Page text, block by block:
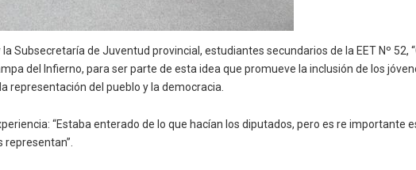
Subsecretaría de Juventud provincial, estudiantes secundarios de la EET Nº 52,
del Infierno, para ser parte de esta idea que promueve la inclusión de los
representación del pueblo y la democracia.
“Estaba enterado de lo que hacían los diputados, pero es re